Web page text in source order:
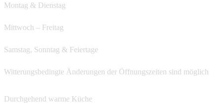
Montag & Dienstag
Mittwoch – Freitag
Samstag, Sonntag & Feiertage
Witterungsbedingte Änderungen der Öffnungszeiten sind möglich
Durchgehend warme Küche